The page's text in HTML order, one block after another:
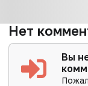
Нет
Вы